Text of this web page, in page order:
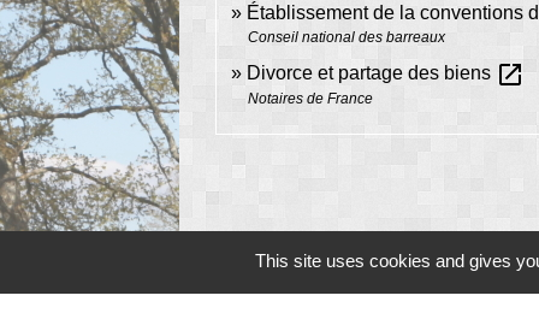
Établissement de la conventions
Conseil national des barreaux
Divorce et partage des biens open_in_new
Notaires de France
This site uses cookies and gives